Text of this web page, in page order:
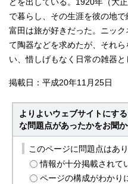
どを出している。1920年（大
で暮らし、その生涯を彼の地で
富田は旅が好きだった。ニック
て陶器などを求めたが、それ
い、惜しげもなく日常の雑器と
掲載日：平成20年11月25日
よりよいウェブサイトにす
な問題点があったかをお聞か
このページに問題点はあ
情報が十分掲載されて
ページの構成がわかり